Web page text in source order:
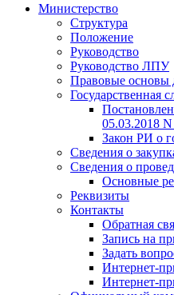
Министерство
Структура
Положение
Руководство
Руководство ЛПУ
Правовые основы
Государственная
05.03.2018
Закон РИ о
Сведения о
Сведения о
Основные
Реквизиты
Контакты
Обратная
Запись на
Задать
Интернет-
Интернет-